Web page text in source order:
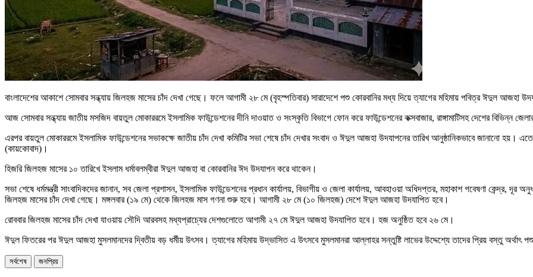
বাংলাদেশের আকাশে সোমবার সন্ধ্যায় জিলহজ মাসের চাঁদ দেখা গেছে। ফলে আগামী ২৮ মে (বৃহস্পতিবার) সারাদেশে পশু কোরবানির মধ্য দিয়ে ত্যাগের মহিমায় পবিত্র ঈদুল আজহা
আজ সোমবার সন্ধ্যায় জাতীয় মসজিদ বায়তুল মোকাররমে ইসলামিক ফাউন্ডেশনের দীনি দাওয়াত ও সংস্কৃতি বিভাগে ফোন করে ফাউন্ডেশনের কক্সবাজার, রাঙ্গামাটিসহ দেশের বিভিন্ন
এরপর বায়তুল মোকাররমে ইসলামিক ফাউন্ডেশনের সভাকক্ষে জাতীয় চাঁদ দেখা কমিটির সভা শেষে চাঁদ দেখার সংবাদ ও ঈদুল আজহা উদযাপনের তারিখ আনুষ্ঠানিকভাবে জানানো হয়।
(কায়কোবাদ)।
হিজরি জিলহজ মাসের ১০ তারিখে ইসলাম ধর্মাবলম্বীরা ঈদুল আজহা বা কোরবানির ঈদ উদযাপন করে থাকেন।
সভা শেষে ধর্মমন্ত্রী সাংবাদিকদের জানান, সব জেলা প্রশাসন, ইসলামিক ফাউন্ডেশনের প্রধান কার্যালয়, বিভাগীয় ও জেলা কার্যালয়, আবহাওয়া অধিদপ্তর, মহাকাশ গবেষণা কেন্দ্র,
জিলহজ মাসের চাঁদ দেখা গেছে। মঙ্গলবার (১৯ মে) থেকে জিলহজ মাস গণনা শুরু হবে। আগামী ২৮ মে (১০ জিলহজ) দেশে ঈদুল আজহা উদযাপিত হবে।
রোববার জিলহজ মাসের চাঁদ দেখা যাওয়ায় সৌদি আরবসহ মধ্যপ্রাচ্যের দেশগুলোতে আগামী ২৭ মে ঈদুল আজহা উদযাপিত হবে। হজ অনুষ্ঠিত হবে ২৬ মে।
ঈদুল ফিতরের পর ঈদুল আজহা মুসলমানদের দ্বিতীয় বড় ধর্মীয় উৎসব। ত্যাগের মহিমায় উদ্ভাসিত এ উৎসবে মুসলমানরা আল্লাহর সন্তুষ্টি লাভের উদ্দেশ্যে তাদের প্রিয় বস্তু অর্থাৎ
সর্বশেষ জনপ্রিয়